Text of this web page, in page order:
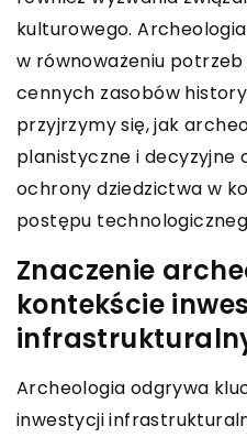
kulturowego.
w równoważeniu
cennych zasobów
przyjrzymy się, jak
planistyczne i decyzyjne
ochrony dziedzictwa w
postępu
Znaczenie
kontekście
Archeologia odgrywa
inwestycji